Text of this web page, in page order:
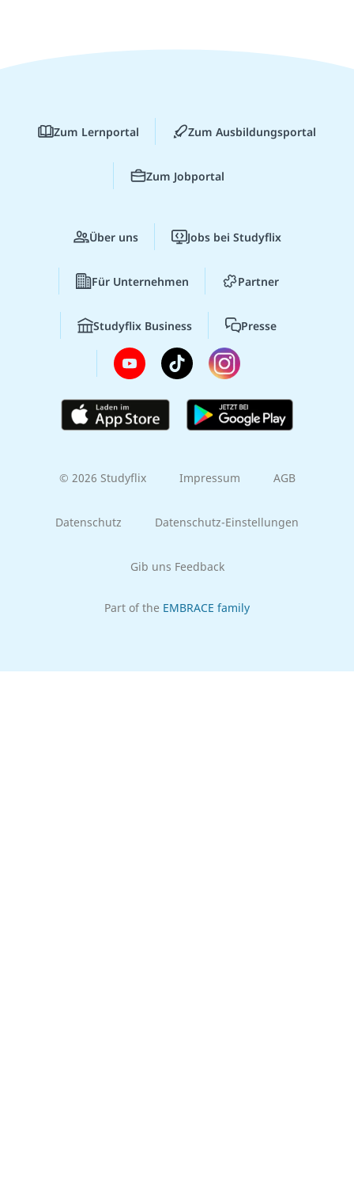
Zum Lernportal Zum Ausbildungsportal
Zum Jobportal
Über uns Jobs bei Studyflix
Für Unternehmen Partner
Studyflix Business Presse
© 2026 Studyflix Impressum AGB
Datenschutz Datenschutz-Einstellungen
Gib uns Feedback
Part of the EMBRACE family